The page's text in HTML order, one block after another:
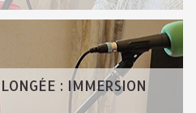
: IMMERSION